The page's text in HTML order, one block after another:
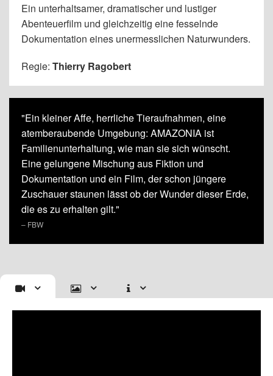
Ein unterhaltsamer, dramatischer und lustiger
Abenteuerfilm und gleichzeitig eine fesselnde
Dokumentation eines unermesslichen Naturwunders.
Regie: Thierry Ragobert
"Ein kleiner Affe, herrliche Tieraufnahmen, eine
atemberaubende Umgebung: AMAZONIA ist
Familienunterhaltung, wie man sie sich wünscht.
Eine gelungene Mischung aus Fiktion und
Dokumentation und ein Film, der schon jüngere
Zuschauer staunen lässt ob der Wunder dieser Erde,
die es zu erhalten gilt."
– FBW